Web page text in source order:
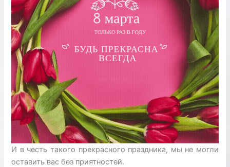
И в честь такого прекрасного праздника, мы не могли
оставить вас без приятностей.